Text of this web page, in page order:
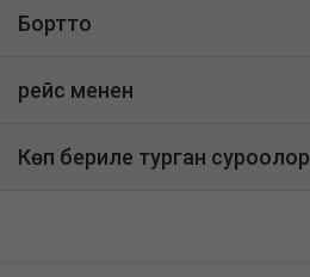
Бортто
рейс менен
Көп бериле турган суроолор